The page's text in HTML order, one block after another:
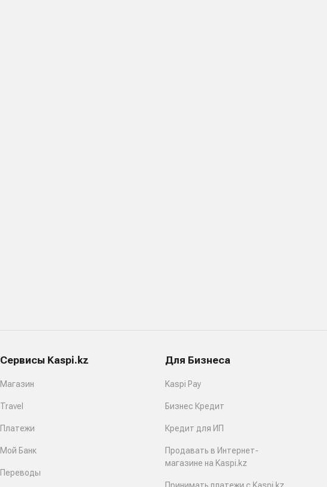
Сервисы Kaspi.kz
Магазин
Travel
Платежи
Мой Банк
Переводы
Для Бизнеса
Kaspi Pay
Бизнес Кредит
Кредит для ИП
Продавать в Интернет-
магазине на Kaspi.kz